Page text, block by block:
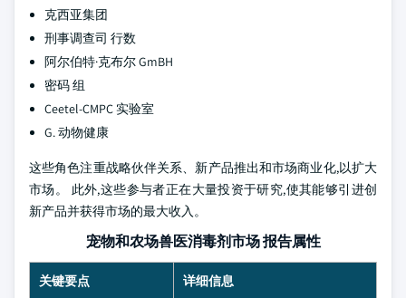
克西亚集团
刑事调查司 行数
阿尔伯特·克布尔 GmBH
密码 组
Ceetel-CMPC 实验室
G. 动物健康
这些角色注重战略伙伴关系、新产品推出和市场商业化,以扩大
市场。 此外,这些参与者正在大量投资于研究,使其能够引进创
新产品并获得市场的最大收入。
宠物和农场兽医消毒剂市场 报告属性
关键要点 详细信息